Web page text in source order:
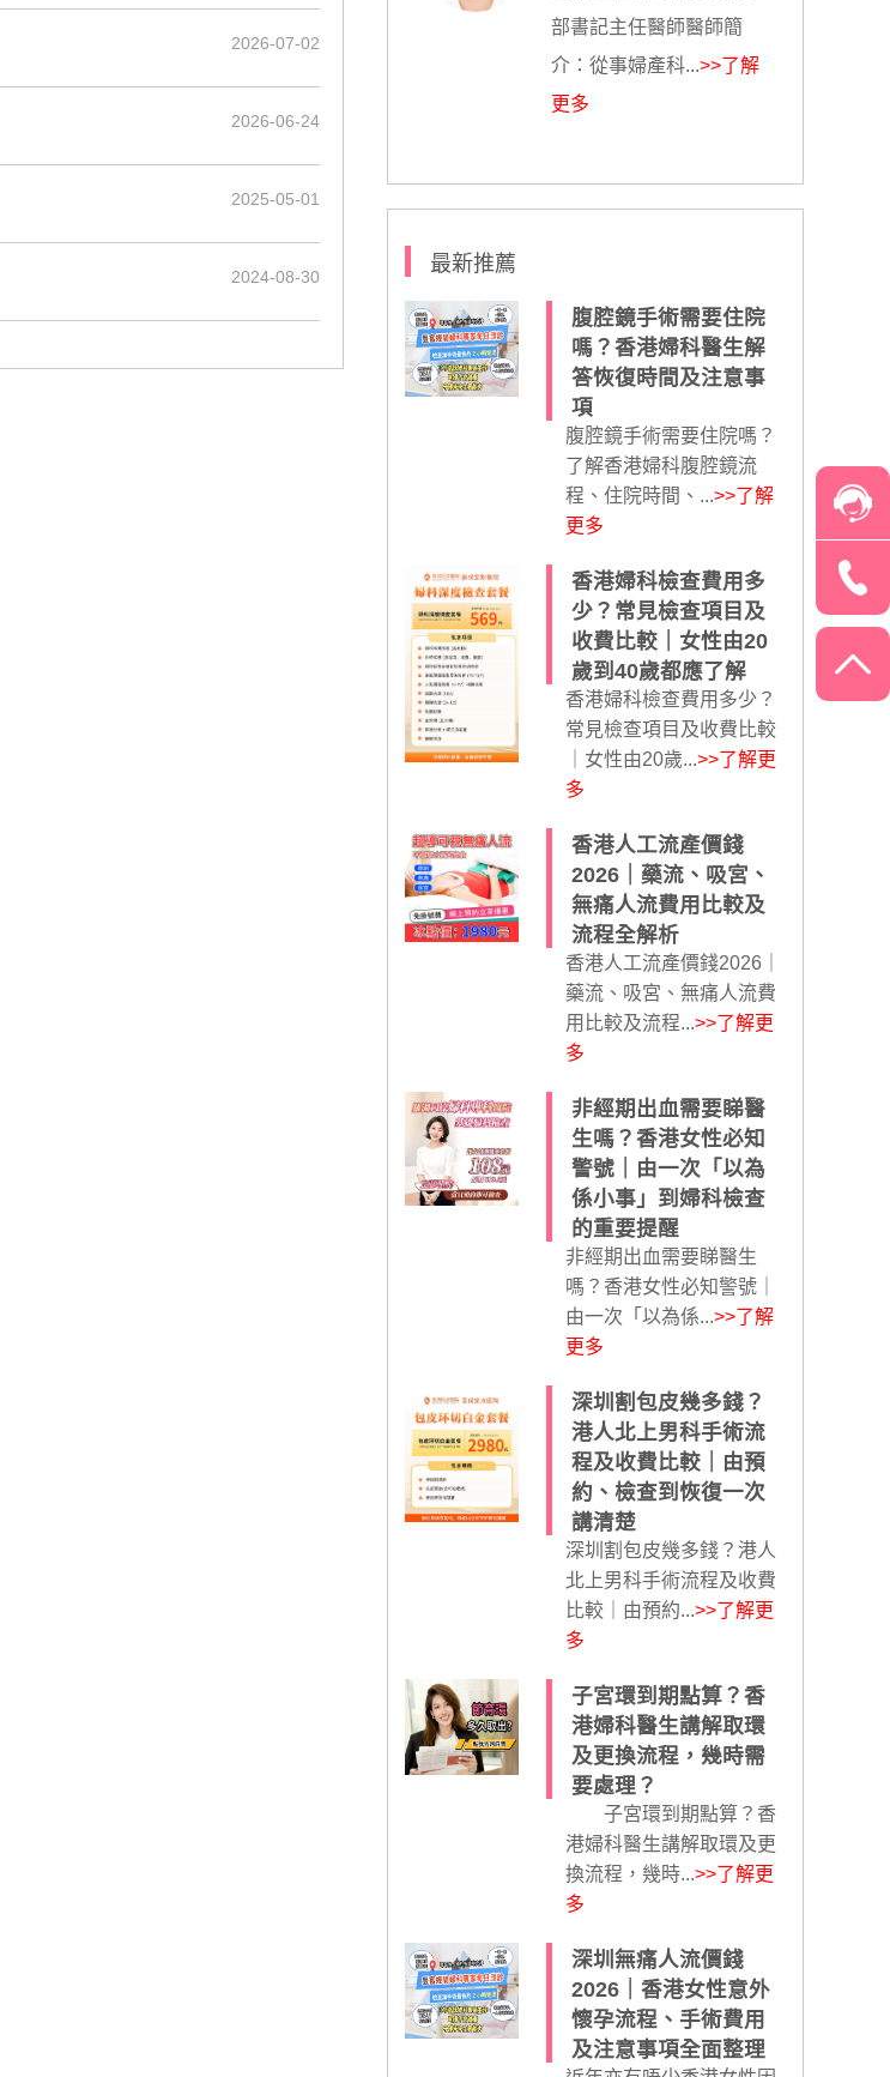
2026-07-02
2026-06-24
2025-05-01
2024-08-30
部書記主任醫師醫師簡
介：從事婦產科...>>了解
更多
最新推薦
腹腔鏡手術需要住院
嗎？香港婦科醫生解
答恢復時間及注意事
項
腹腔鏡手術需要住院嗎？
了解香港婦科腹腔鏡流
程、住院時間、...>>了解
更多
香港婦科檢查費用多
少？常見檢查項目及
收費比較｜女性由20
歲到40歲都應了解
香港婦科檢查費用多少？
常見檢查項目及收費比較
｜女性由20歲...>>了解更
多
香港人工流產價錢
2026｜藥流、吸宮、
無痛人流費用比較及
流程全解析
香港人工流產價錢2026｜
藥流、吸宮、無痛人流費
用比較及流程...>>了解更
多
非經期出血需要睇醫
生嗎？香港女性必知
警號｜由一次「以為
係小事」到婦科檢查
的重要提醒
非經期出血需要睇醫生
嗎？香港女性必知警號｜
由一次「以為係...>>了解
更多
深圳割包皮幾多錢？
港人北上男科手術流
程及收費比較｜由預
約、檢查到恢復一次
講清楚
深圳割包皮幾多錢？港人
北上男科手術流程及收費
比較｜由預約...>>了解更
多
子宮環到期點算？香
港婦科醫生講解取環
及更換流程，幾時需
要處理？
子宮環到期點算？香
港婦科醫生講解取環及更
換流程，幾時...>>了解更
多
深圳無痛人流價錢
2026｜香港女性意外
懷孕流程、手術費用
及注意事項全面整理